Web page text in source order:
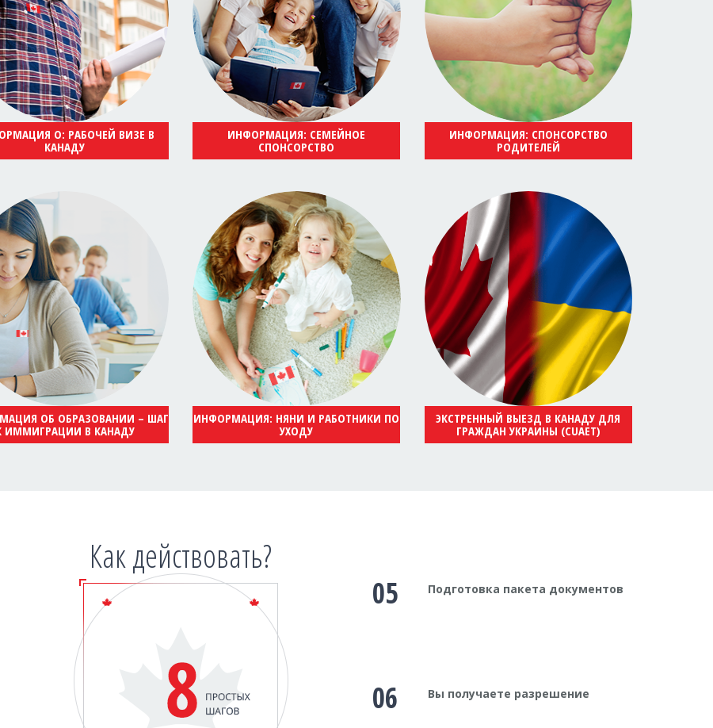
О: РАБОЧЕЙ ВИЗЕ В
КАНАДУ
ИНФОРМАЦИЯ: СЕМЕЙНОЕ
СПОНСОРСТВО
ИНФОРМАЦИЯ: СПОНСОРСТВО
РОДИТЕЛЕЙ
ОБ ОБРАЗОВАНИИ – ШАГ
ИММИГРАЦИИ В КАНАДУ
ИНФОРМАЦИЯ: НЯНИ И РАБОТНИКИ ПО
УХОДУ
ЭКСТРЕННЫЙ ВЫЕЗД В КАНАДУ ДЛЯ
ГРАЖДАН УКРАИНЫ (CUAET)
Как действовать?
05 Подготовка пакета документов
06 Вы получаете разрешение